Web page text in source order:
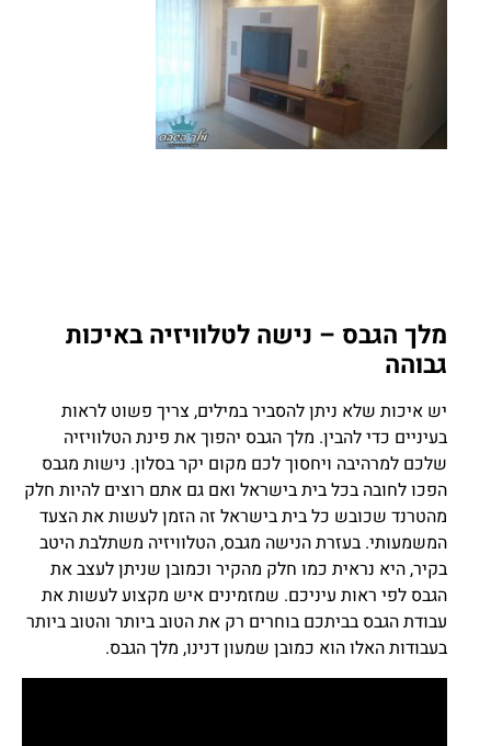
מלך הגבס – נישה לטלוויזיה באיכות
גבוהה
יש איכות שלא ניתן להסביר במילים, צריך פשוט לראות
בעיניים כדי להבין. מלך הגבס יהפוך את פינת הטלוויזיה
שלכם למרהיבה ויחסוך לכם מקום יקר בסלון. נישות מגבס
הפכו לחובה בכל בית בישראל ואם גם אתם רוצים להיות חלק
מהטרנד שכובש כל בית בישראל זה הזמן לעשות את הצעד
המשמעותי. בעזרת הנישה מגבס, הטלוויזיה משתלבת היטב
בקיר, היא נראית כמו חלק מהקיר וכמובן שניתן לעצב את
הגבס לפי ראות עיניכם. שמזמינים איש מקצוע לעשות את
עבודת הגבס בביתכם בוחרים רק את הטוב ביותר והטוב ביותר
בעבודות האלו הוא כמובן שמעון דנינו, מלך הגבס.